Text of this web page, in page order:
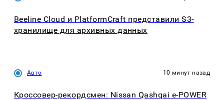
Beeline Cloud и PlatformCraft представили S3-
хранилище для архивных данных
Авто 10 минут назад
Кроссовер-рекордсмен: Nissan Qashqai e-POWER